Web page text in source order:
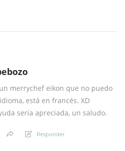
merrychef eikon que no puedo
está en francés. XD
sería apreciada, un saludo.
Responder